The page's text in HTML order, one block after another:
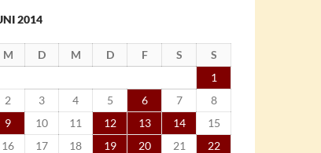
2014
M D M D F S
S
1
2
3 4 5 6 7
8
9
10 11 12 13 14
15
16
17 18 19 20 21
22